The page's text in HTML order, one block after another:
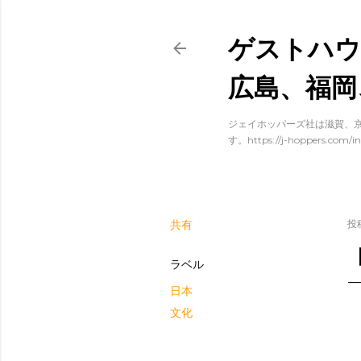
ゲストハ
広島、福
ジェイホッパーズ社は滋賀、
す。https://j-hoppers.com/
共有
ラベル
日本
文化
投